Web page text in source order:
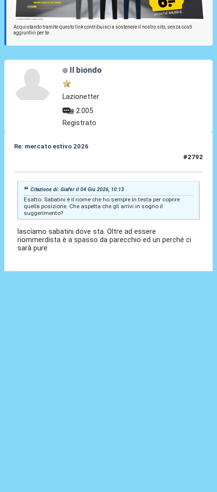
Acquistando tramite questo link contribuisci a sostenere il nostro sito, senza costi
aggiuntivi per te.
Il biondo
Lazionetter
2.005
Registrato
Re: mercato estivo 2026
#2792
Citazione di: Giafer il 04 Giu 2026, 10:13
Esatto. Sabatini è il nome che ho sempre in testa per coprire
quella posizione. Che aspetta che gli arrivi in sogno il
suggerimento?
lasciamo sabatini dove sta. Oltre ad essere
riommerdista è a spasso da parecchio ed un perché ci
sarà pure